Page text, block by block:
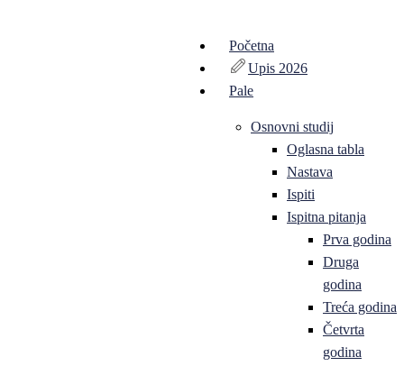
Početna
Upis 2026
Pale
Osnovni studij
Oglasna tabla
Nastava
Ispiti
Ispitna pitanja
Prva godina
Druga
godina
Treća godina
Četvrta
godina